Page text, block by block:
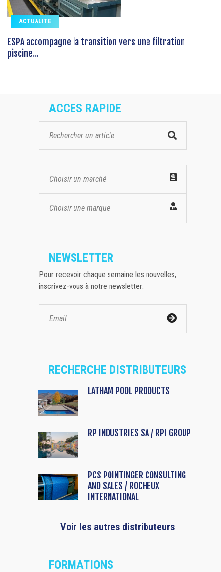
ACTUALITE
ESPA accompagne la transition vers une filtration
piscine...
ACCES RAPIDE
Choisir un marché
Choisir une marque
NEWSLETTER
Pour recevoir chaque semaine les nouvelles,
inscrivez-vous à notre newsletter:
RECHERCHE DISTRIBUTEURS
LATHAM POOL PRODUCTS
RP INDUSTRIES SA / RPI GROUP
PCS POINTINGER CONSULTING
AND SALES / ROCHEUX
INTERNATIONAL
Voir les autres distributeurs
FORMATIONS